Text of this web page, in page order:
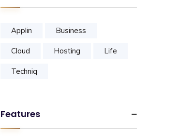
Applin Business
Cloud Hosting Life
Techniq
Features